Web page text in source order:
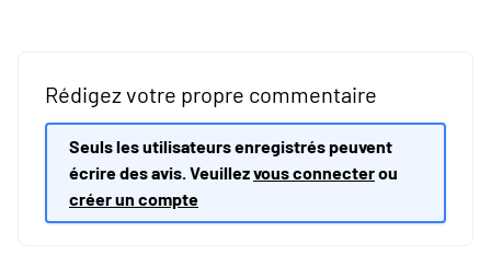
Rédigez votre propre commentaire
Seuls les utilisateurs enregistrés peuvent
écrire des avis. Veuillezvous connecterou
créer un compte